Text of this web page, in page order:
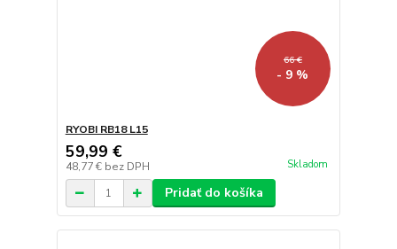
66 €
- 9 %
RYOBI RB18 L15
59,99 €
48,77 € bez DPH Skladom
Pridať do košíka